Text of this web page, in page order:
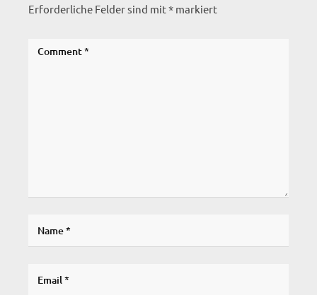
Erforderliche Felder sind mit* markiert